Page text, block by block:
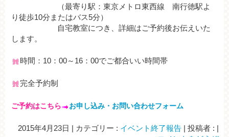
（最寄り駅：東京メトロ東西線 南行徳駅よ
り徒歩10分またはバス5分）
自宅教室につき、詳細はご予約後お伝えいた
します。
時間：10：00～16：00でご都合いい時間帯
完全予約制
ご予約はこちら お申し込み・お問い合わせフォーム
2015年4月23日 | カテゴリー : イベント終了報告 | 投稿者 : |